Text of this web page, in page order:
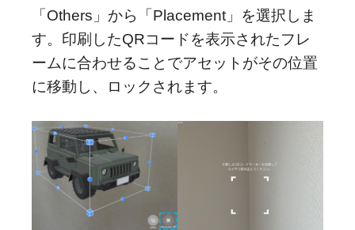
「Others」から「Placement」を選択しま
す。印刷したQRコードを表示されたフレ
ームに合わせることでアセットがその位置
に移動し、ロックされます。